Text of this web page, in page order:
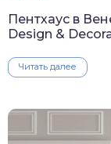
Пентхаус в
Design &
Читать далее